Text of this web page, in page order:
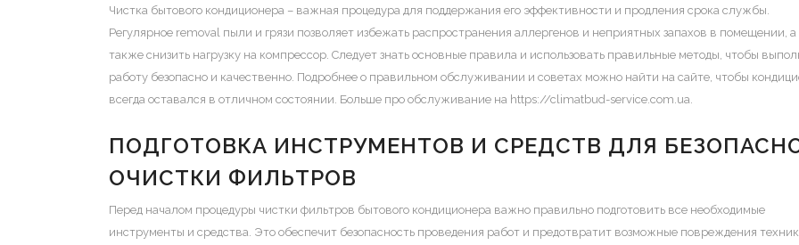
Чистка бытового кондиционера – важная процедура для поддержания его эффективности и продления срока службы.
Регулярное removal пыли и грязи позволяет избежать распространения аллергенов и неприятных запахов в помещении, а
также снизить нагрузку на компрессор. Следует знать основные правила и использовать правильные методы, чтобы
работу безопасно и качественно. Подробнее о правильном обслуживании и советах можно найти на сайте, чтобы
всегда оставался в отличном состоянии. Больше про обслуживание на https://climatbud-service.com.ua
ПОДГОТОВКА ИНСТРУМЕНТОВ И СРЕДСТВ ДЛЯ
ОЧИСТКИ ФИЛЬТРОВ
Перед началом процедуры чистки фильтров бытового кондиционера важно правильно подготовить все необходимые
инструменты и средства. Это обеспечит безопасность проведения работ и предотвратит возможные повреждения